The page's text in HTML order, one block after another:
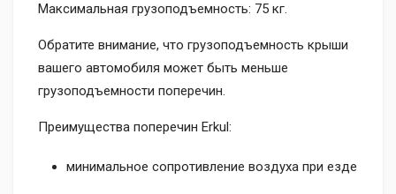
Максимальная грузоподъемность: 75 кг.
Обратите внимание, что грузоподъемность крыши
вашего автомобиля может быть меньше
грузоподъемности поперечин.
Преимущества поперечин Erkul:
минимальное сопротивление воздуха при езде